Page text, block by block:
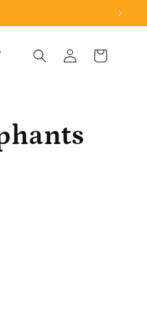
EinloggenWarenkorb